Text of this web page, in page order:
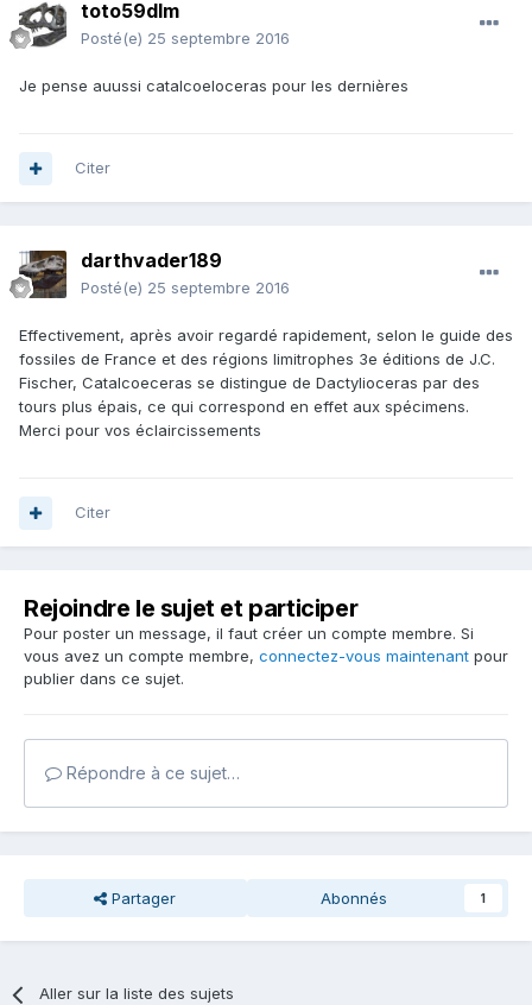
toto59dlm
Posté(e) 25 septembre 2016
Je pense auussi catalcoeloceras pour les dernières
Citer
darthvader189
Posté(e) 25 septembre 2016
Effectivement, après avoir regardé rapidement, selon le guide des
fossiles de France et des régions limitrophes 3e éditions de J.C.
Fischer, Catalcoeceras se distingue de Dactylioceras par des
tours plus épais, ce qui correspond en effet aux spécimens.
Merci pour vos éclaircissements
Citer
Rejoindre le sujet et participer
Pour poster un message, il faut créer un compte membre. Si
vous avez un compte membre, connectez-vous maintenant pour
publier dans ce sujet.
Répondre à ce sujet…
Partager Abonnés 1
Aller sur la liste des sujets